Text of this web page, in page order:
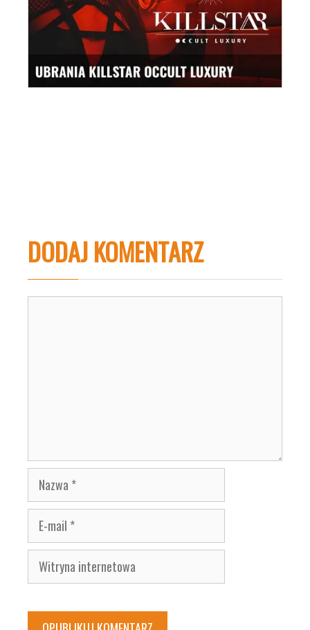
DODAJ KOMENTARZ
Nazwa
E-
mail
Witryna
internetowa